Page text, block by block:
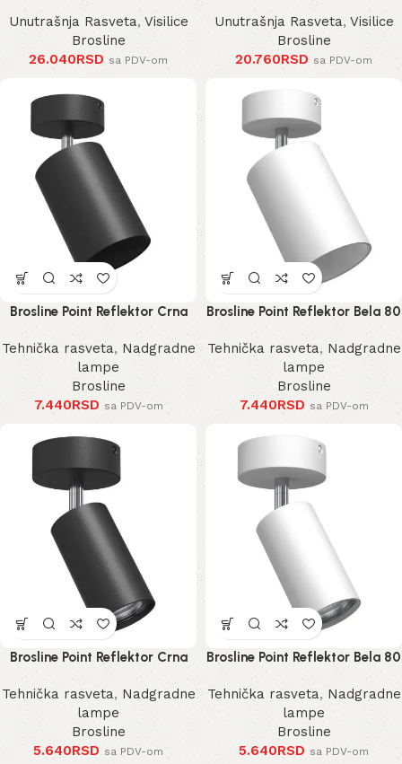
Unutrašnja Rasveta,Visilice
Brosline
26.040RSD sa PDV-om
Unutrašnja Rasveta,Visilice
Brosline
20.760RSD sa PDV-om
Brosline Point Reflektor Crna
80 mm 170 mm 2288 mm
Tehnička rasveta, Nadgradne
lampe
Brosline
7.440RSD sa PDV-om
Brosline Point Reflektor Bela 80
mm 170 mm 2289 mm
Tehnička rasveta, Nadgradne
lampe
Brosline
7.440RSD sa PDV-om
Brosline Point Reflektor Crna
80 mm 170 mm 2286 mm
Tehnička rasveta, Nadgradne
lampe
Brosline
5.640RSD sa PDV-om
Brosline Point Reflektor Bela 80
mm 170 mm 2287 mm
Tehnička rasveta, Nadgradne
lampe
Brosline
5.640RSD sa PDV-om